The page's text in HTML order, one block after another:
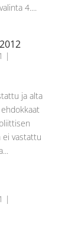
4....
|
ja alta
ei vastattu
|